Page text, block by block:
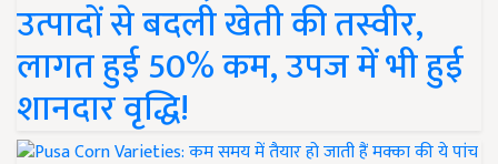
उत्पादों से बदली खेती की तस्वीर,
लागत हुई 50% कम, उपज में भी हुई
शानदार वृद्धि!